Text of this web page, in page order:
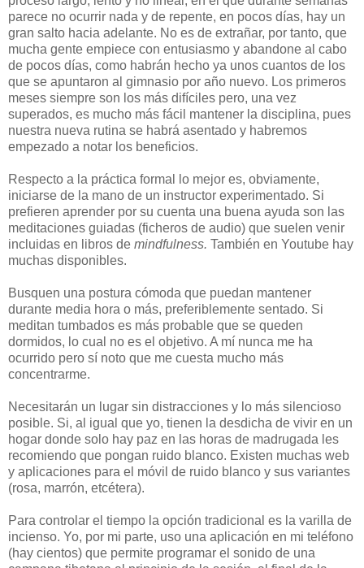
parece no ocurrir nada y de repente, en pocos días, hay un
gran salto hacia adelante. No es de extrañar, por tanto, que
mucha gente empiece con entusiasmo y abandone al cabo
de pocos días, como habrán hecho ya unos cuantos de los
que se apuntaron al gimnasio por año nuevo. Los primeros
meses siempre son los más difíciles pero, una vez
superados, es mucho más fácil mantener la disciplina, pues
nuestra nueva rutina se habrá asentado y habremos
empezado a notar los beneficios.
Respecto a la práctica formal lo mejor es, obviamente,
iniciarse de la mano de un instructor experimentado. Si
prefieren aprender por su cuenta una buena ayuda son las
meditaciones guiadas (ficheros de audio) que suelen venir
incluidas en libros de mindfulness. También en Youtube hay
muchas disponibles.
Busquen una postura cómoda que puedan mantener
durante media hora o más, preferiblemente sentado. Si
meditan tumbados es más probable que se queden
dormidos, lo cual no es el objetivo. A mí nunca me ha
ocurrido pero sí noto que me cuesta mucho más
concentrarme.
Necesitarán un lugar sin distracciones y lo más silencioso
posible. Si, al igual que yo, tienen la desdicha de vivir en un
hogar donde solo hay paz en las horas de madrugada les
recomiendo que pongan ruido blanco. Existen muchas web
y aplicaciones para el móvil de ruido blanco y sus variantes
(rosa, marrón, etcétera).
Para controlar el tiempo la opción tradicional es la varilla de
incienso. Yo, por mi parte, uso una aplicación en mi teléfono
(hay cientos) que permite programar el sonido de una